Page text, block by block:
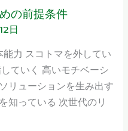
の前提条件
日
力 スコトマを外してい
ていく 高いモチベーシ
リューションを生み出す
知っている 次世代のリ